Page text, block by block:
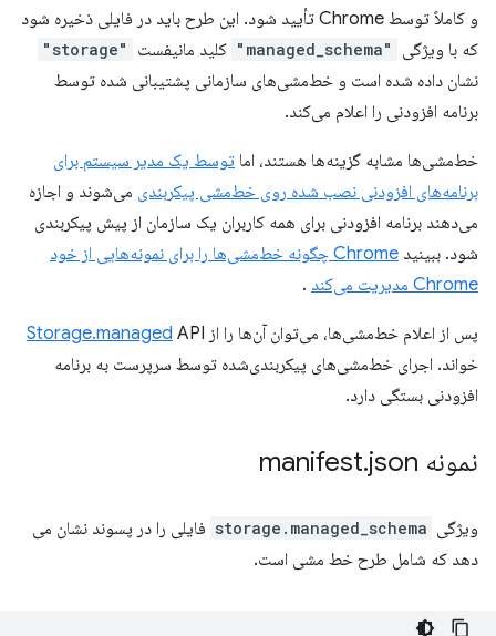
و کاملاً توسط Chrome تأیید شود. این طرح باید در فایلی ذخیره شود
که با ویژگی
"managed_schema" کلید مانیفست "storage"
نشان داده شده است و خط‌مشی‌های سازمانی پشتیبانی شده توسط
برنامه افزودنی را اعلام می‌کند.
خط‌مشی‌ها مشابه گزینه‌ها هستند، اما توسط یک مدیر سیستم برای
برنامه‌های افزودنی نصب شده روی خط‌مشی پیکربندی می‌شوند و اجازه
می‌دهند برنامه افزودنی برای همه کاربران یک سازمان از پیش پیکربندی
شود. ببینید
Chrome چگونه خط‌مشی‌ها را برای نمونه‌هایی از خود
Chrome مدیریت می‌کند
.
پس از اعلام خط‌مشی‌ها، می‌توان آن‌ها را از Storage.managed API
خواند. اجرای خط‌مشی‌های پیکربندی‌شده توسط سرپرست به برنامه
افزودنی بستگی دارد.
نمونه manifest .json
ویژگی storage.managed_schema فایلی را در پسوند نشان می
دهد که شامل طرح خط مشی است.